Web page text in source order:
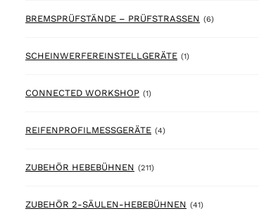
BREMSPRÜFSTÄNDE – PRÜFSTRASSEN (6)6 products
SCHEINWERFEREINSTELLGERÄTE (1)1 product
CONNECTED WORKSHOP (1)1 product
REIFENPROFILMESSGERÄTE (4)4 products
ZUBEHÖR HEBEBÜHNEN (211)211 products
ZUBEHÖR 2-SÄULEN-HEBEBÜHNEN (41)41 products